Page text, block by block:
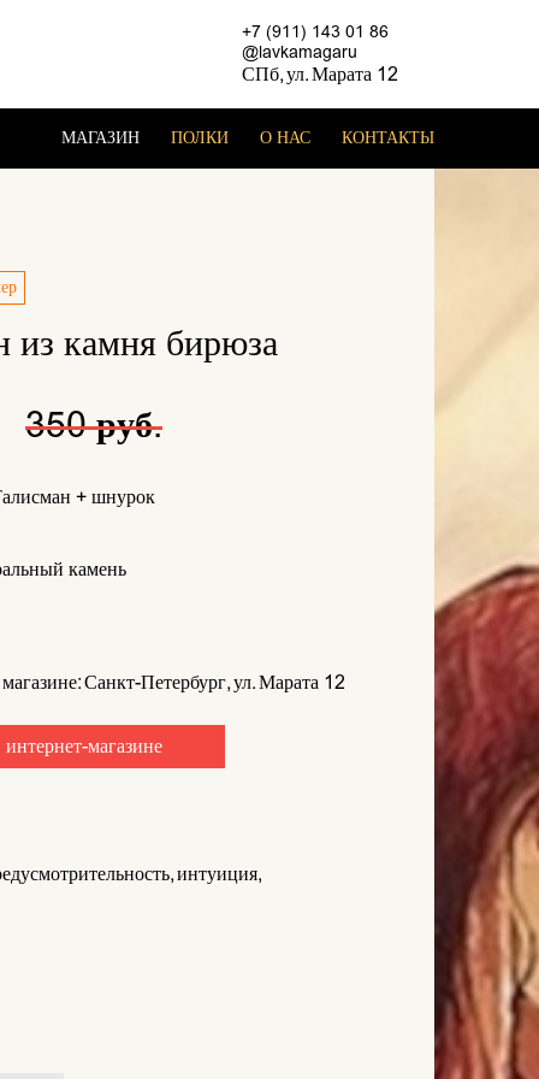
+7 (911) 143 01 86
@lavkamagaru
СПб, ул. Марата 12
МАГАЗИН ПОЛКИ О НАС КОНТАКТЫ
из камня бирюза
350 руб.
+ шнурок
камень
Санкт-Петербург, ул. Марата 12
магазине
интуиция,